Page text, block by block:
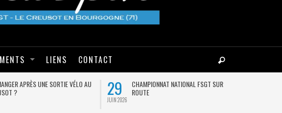
LIENS CONTACT
APRÈS UNE SORTIE VÉLO AU
?
29
JUIN 2026
CHAMPIONNAT NATIONAL FSGT SUR
ROUTE